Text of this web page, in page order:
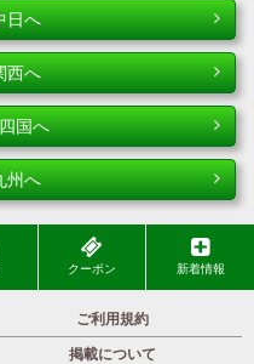
日へ
西へ
国へ
州へ
クーポン 新着情報
ご利用規約
掲載について